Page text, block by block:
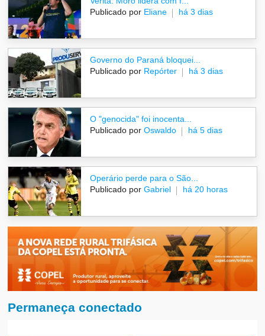
Publicado por Eliane há 3 dias
Governo do Paraná bloquei...
Publicado por Repórter há 3 dias
O "genocida" foi inocenta...
Publicado por Oswaldo há 5 dias
Operário perde para o São...
Publicado por Gabriel há 20 horas
Permaneça conectado